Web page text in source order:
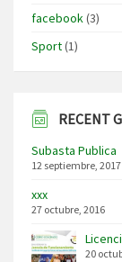
facebook(3)
Sport(1)
RECENT
Subasta Publica
12 septiembre, 2017
xxx
27 octubre, 2016
20